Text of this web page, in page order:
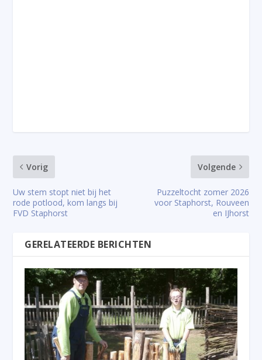
Vorig
Uw stem stopt niet bij het
rode potlood, kom langs bij
FVD Staphorst
Volgende
Puzzeltocht zomer 2026
voor Staphorst, Rouveen
en IJhorst
GERELATEERDE BERICHTEN